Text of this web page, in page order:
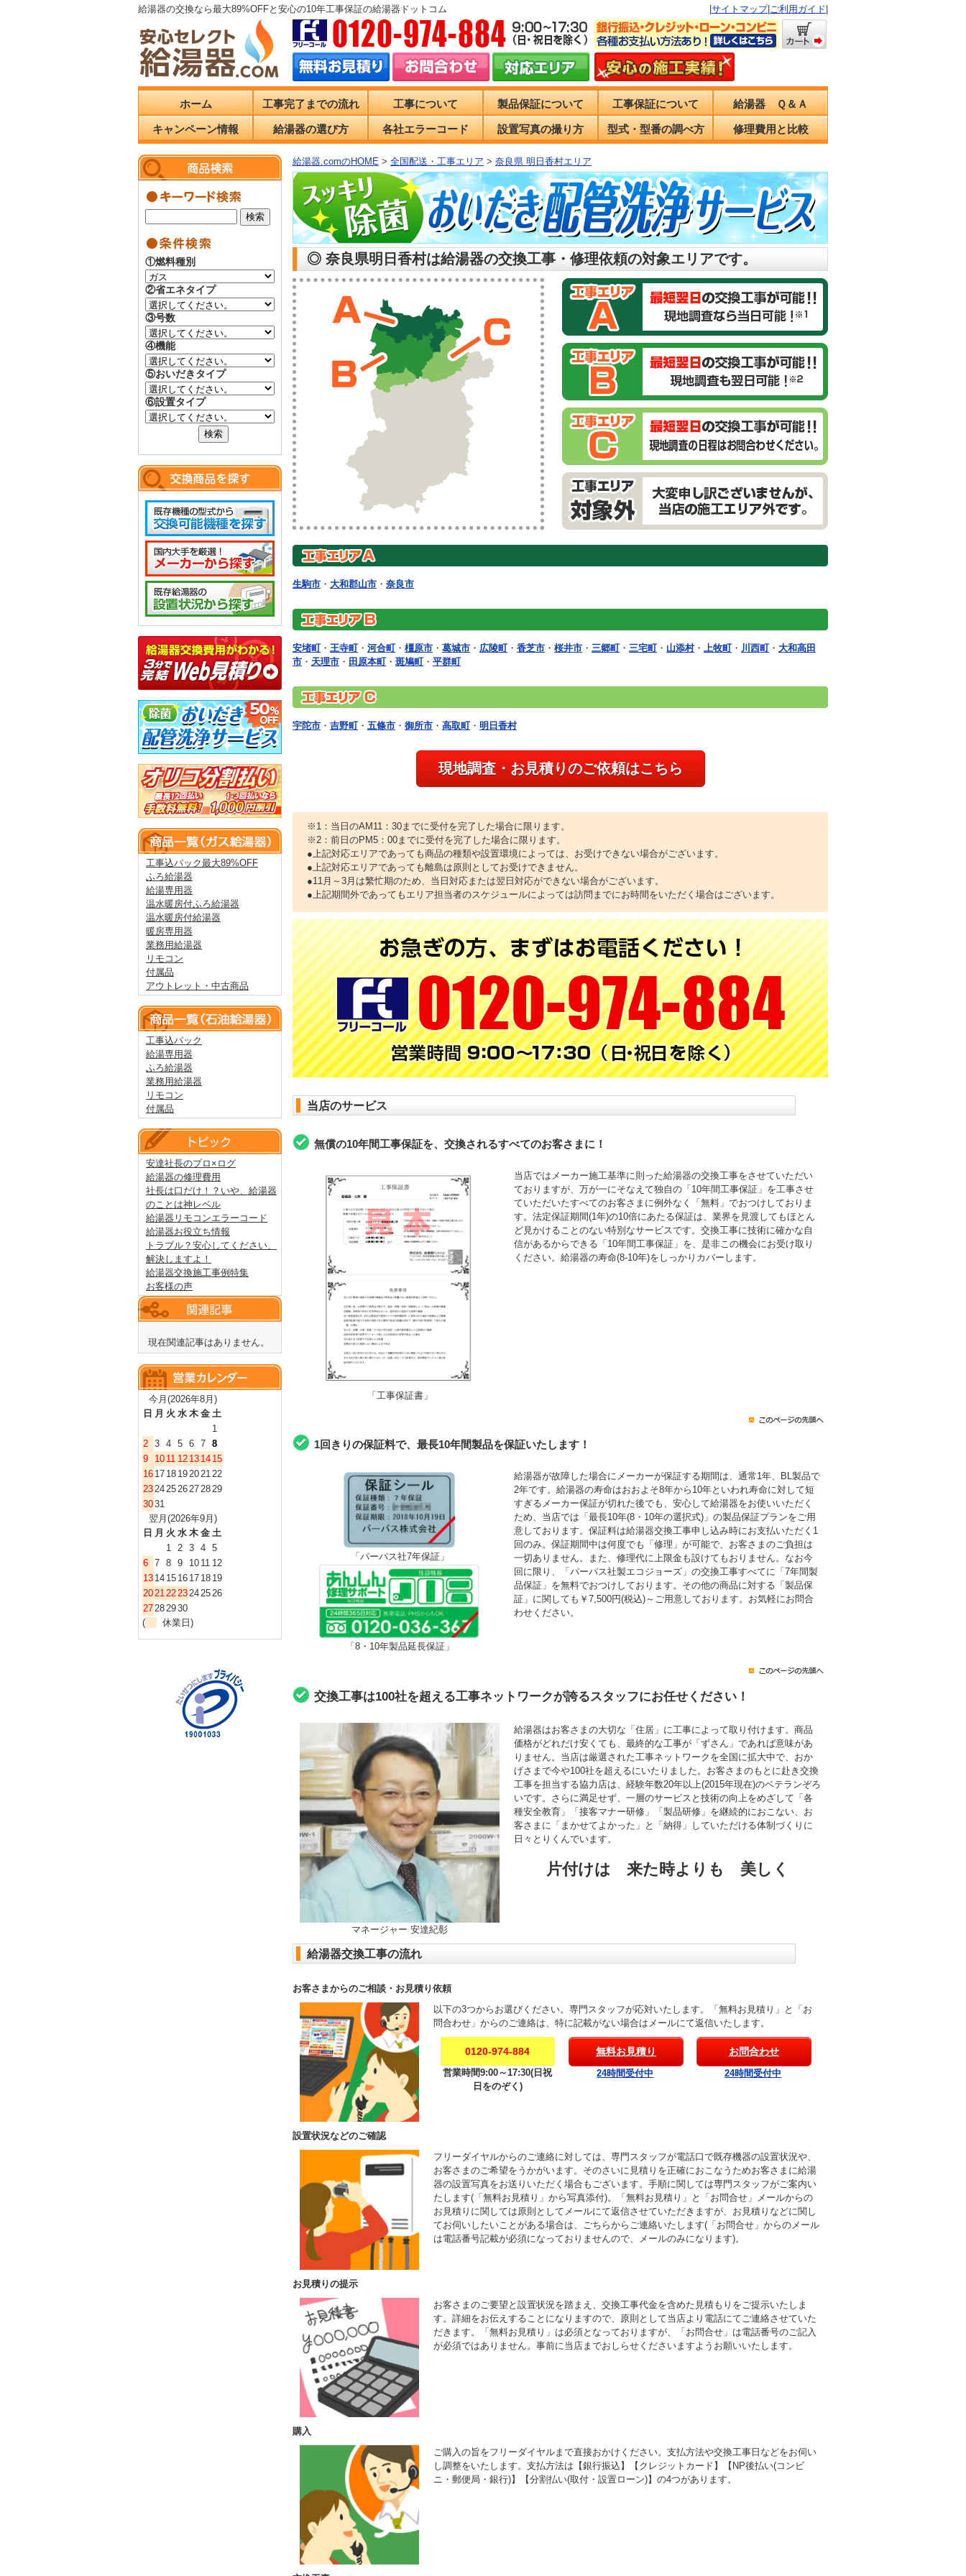
給湯器の交換なら最大89%OFFと安心の10年工事保証の給湯器ドットコム サイトマップ| ご利用ガイド
ホーム 工事完了までの流れ 工事について 製品保証について 工事保証について 給湯器 Ｑ＆Ａ
キャンペーン情報 給湯器の選び方 各社エラーコード 設置写真の撮り方 型式・型番の調べ方 修理費用と比較
給湯器.comのHOME > 全国配送・工事エリア > 奈良県 明日香村エリア
◎ 奈良県明日香村は給湯器の交換工事・修理依頼の対象エリアです。
生駒市 ・ 大和郡山市 ・ 奈良市
安堵町・ 王寺町・ 河合町・ 橿原市 ・ 葛城市 ・ 広陵町・ 香芝市 ・ 桜井市 ・ 三郷町・ 三宅町・ 山添村・ 上牧町・ 川西町・ 大和高田
市 ・ 天理市 ・ 田原本町・ 斑鳩町・ 平群町
宇陀市 ・ 吉野町・ 五條市 ・ 御所市 ・ 高取町・ 明日香村
現地調査・お見積りのご依頼はこちら
※1：当日のAM11：30までに受付を完了した場合に限ります。
※2：前日のPM5：00までに受付を完了した場合に限ります。
●上記対応エリアであっても商品の種類や設置環境によっては、お受けできない場合がございます。
●上記対応エリアであっても離島は原則としてお受けできません。
●11月～3月は繁忙期のため、当日対応または翌日対応ができない場合がございます。
●上記期間外であってもエリア担当者のスケジュールによっては訪問までにお時間をいただく場合はございます。
当店のサービス
無償の10年間工事保証を、交換されるすべてのお客さまに！
「工事保証書」
当店ではメーカー施工基準に則った給湯器の交換工事をさせていただい
ておりますが、万が一にそなえて独自の「10年間工事保証」を工事させ
ていただいたすべてのお客さまに例外なく「無料」でおつけしておりま
す。法定保証期間(1年)の10倍にあたる保証は、業界を見渡してもほとん
ど見かけることのない特別なサービスです。交換工事に技術に確かな自
信があるからできる「10年間工事保証」を、是非この機会にお受け取り
ください。給湯器の寿命(8-10年)をしっかりカバーします。
1回きりの保証料で、最長10年間製品を保証いたします！
「パーパス社7年保証」
「8・10年製品延長保証」
給湯器が故障した場合にメーカーが保証する期間は、通常1年、BL製品で
2年です。給湯器の寿命はおおよそ8年から10年といわれ寿命に対して短
すぎるメーカー保証が切れた後でも、安心して給湯器をお使いいただく
ため、当店では「最長10年(8・10年の選択式)」の製品保証プランをご用
意しております。保証料は給湯器交換工事申し込み時にお支払いただく1
回のみ。保証期間中は何度でも「修理」が可能で、お客さまのご負担は
一切ありません。また、修理代に上限金も設けてもおりません。なお今
回に限り、「パーパス社製エコジョーズ」の交換工事すべてに「7年間製
品保証」を無料でおつけしております。その他の商品に対する「製品保
証」に関しても￥7,500円(税込)～ご用意しております。お気軽にお問合
わせください。
交換工事は100社を超える工事ネットワークが誇るスタッフにお任せください！
マネージャー 安達紀彰
給湯器はお客さまの大切な「住居」に工事によって取り付けます。商品
価格がどれだけ安くても、最終的な工事が「ずさん」であれば意味があ
りません。当店は厳選された工事ネットワークを全国に拡大中で、おか
げさまで今や100社を超えるにいたりました。お客さまのもとに赴き交換
工事を担当する協力店は、経験年数20年以上(2015年現在)のベテランぞろ
いです。さらに満足せず、一層のサービスと技術の向上をめざして「各
種安全教育」「接客マナー研修」「製品研修」を継続的におこない、お
客さまに「まかせてよかった」と「納得」していただける体制づくりに
日々とりくんでいます。
片付けは 来た時よりも 美しく
給湯器交換工事の流れ
お客さまからのご相談・お見積り依頼
以下の3つからお選びください。専門スタッフが応対いたします。「無料お見積り」と「お
問合わせ」からのご連絡は、特に記載がない場合はメールにて返信いたします。
0120-974-884
営業時間9:00～17:30(日祝
日をのぞく)
無料お見積り
24時間受付中
お問合わせ
24時間受付中
設置状況などのご確認
フリーダイヤルからのご連絡に対しては、専門スタッフが電話口で既存機器の設置状況や、
お客さまのご希望をうかがいます。そのさいに見積りを正確におこなうためお客さまに給湯
器の設置写真をお送りいただく場合もございます。手順に関しては専門スタッフがご案内い
たします(「無料お見積り」から写真添付)。「無料お見積り」と「お問合せ」メールからの
お見積りに関しては原則としてメールにて返信させていただきますが、お見積りなどに関し
てお伺いしたいことがある場合は、ごちらからご連絡いたします(「お問合せ」からのメール
は電話番号記載が必須になっておりませんので、メールのみになります)。
お見積りの提示
お客さまのご要望と設置状況を踏まえ、交換工事代金を含めた見積もりをご提示いたしま
す。詳細をお伝えすることになりますので、原則として当店より電話にてご連絡させていた
だきます。「無料お見積り」は必須となっておりますが、「お問合せ」は電話番号のご記入
が必須ではありません。事前に当店までおしらせくださいますようお願いいたします。
購入
ご購入の旨をフリーダイヤルまで直接おかけください。支払方法や交換工事日などをお伺い
し調整をいたします。支払方法は【銀行振込】【クレジットカード】【NP後払い(コンビ
ニ・郵便局・銀行)】【分割払い(取付・設置ローン)】の4つがあります。
①燃料種別
②省エネタイプ
③号数
④機能
⑤おいだきタイプ
⑥設置タイプ
工事込パック最大89%OFF
ふろ給湯器
給湯専用器
温水暖房付ふろ給湯器
温水暖房付給湯器
暖房専用器
業務用給湯器
リモコン
付属品
アウトレット・中古商品
工事込パック
給湯専用器
ふろ給湯器
業務用給湯器
リモコン
付属品
安達社長のプロ×ログ
給湯器の修理費用
社長は口だけ！？いや、給湯器
のことは神レベル
給湯器リモコンエラーコード
給湯器お役立ち情報
トラブル？安心してください、
解決しますよ！
給湯器交換施工事例特集
お客様の声
現在関連記事はありません。
今月(2026年8月)
日 月 火 水 木 金 土
1
2 3 4 5 6 7 8
9
10 11 12 13 14 15
16 17 18 19202122
23242526272829
3031
翌月(2026年9月)
日 月 火 水 木 金 土
1 2 3 4 5
6 7 8 9 10 11 12
13 14 15 16 17 18 19
20212223242526
27282930
(
休業日)